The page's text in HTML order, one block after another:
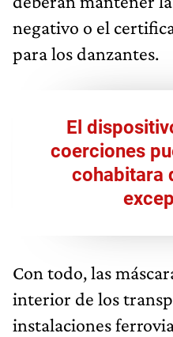
negativo o el
para los danzantes.
El
coerciones
cohabitara
Con todo, las
interior de los
instalaciones